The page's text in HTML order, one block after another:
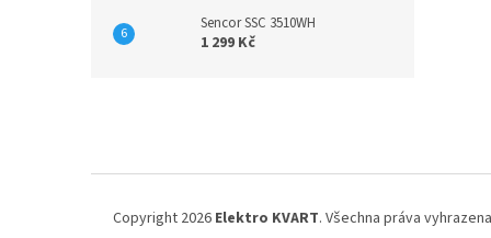
Sencor SSC 3510WH
1 299 Kč
Copyright 2026 Elektro KVART. Všechna práva